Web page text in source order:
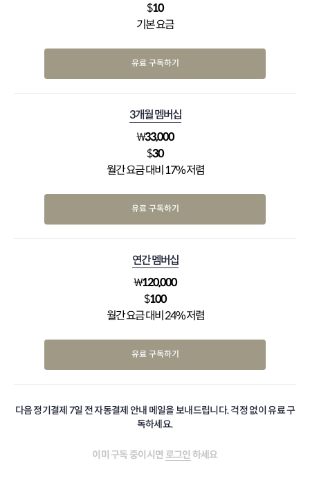
$10
기본 요금
유료 구독하기
3개월 멤버십
₩33,000
$30
월간 요금 대비 17% 저렴
유료 구독하기
연간 멤버십
₩120,000
$100
월간 요금 대비 24% 저렴
유료 구독하기
다음 정기결제 7일 전 자동결제 안내 메일을 보내드립니다. 걱정 없이 유료 구
독하세요.
이미 구독 중이시면 로그인 하세요